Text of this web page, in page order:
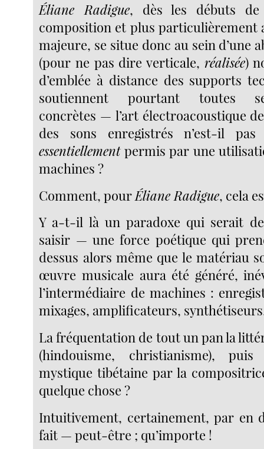
Éliane Radigue, dès les débuts
composition et plus particulièrement
majeure, se situe donc au sein d’une
(pour ne pas dire verticale, réalisée)
d’emblée à distance des supports
soutiennent pourtant toutes
concrètes — l’art électroacoustique
des sons enregistrés n’est-il
essentiellementpermis par une
machines ?
Comment, pour Éliane Radigue, cela
Y a-t-il là un paradoxe qui serait
saisir — une force poétique qui
dessus alors même que le matériau
œuvre musicale aura été généré,
l’intermédiaire de machines :
mixages, amplificateurs,
La fréquentation de tout un pan la
(hindouisme, christianisme),
mystique tibétaine par la
quelque chose ?
Intuitivement, certainement, par en
fait — peut-être ; qu’importe !